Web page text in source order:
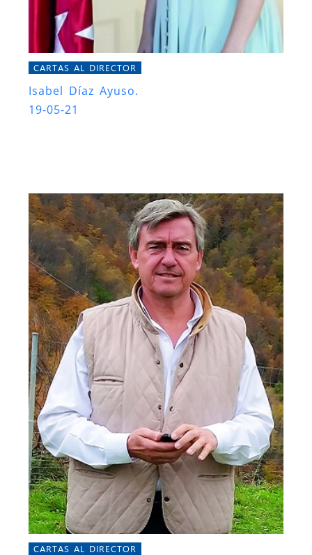
CARTAS AL DIRECTOR
Isabel Díaz Ayuso.
19-05-21
CARTAS AL DIRECTOR